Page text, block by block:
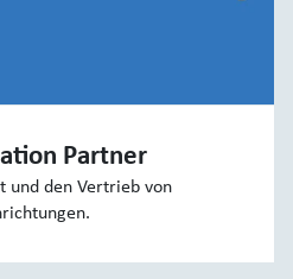
Partner
und den Vertrieb von